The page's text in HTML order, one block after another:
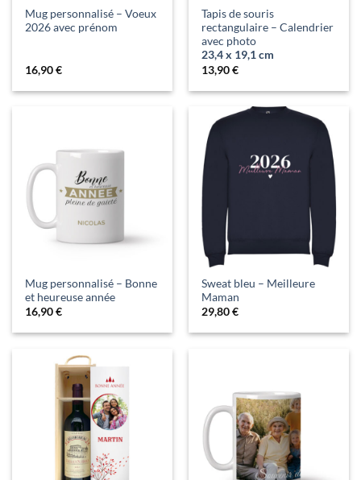
Mug personnalisé – Voeux
2026 avec prénom
16,90€
Tapis de souris
rectangulaire – Calendrier
avec photo
23,4 x 19,1 cm
13,90€
Mug personnalisé – Bonne
et heureuse année
16,90€
Sweat bleu – Meilleure
Maman
29,80€